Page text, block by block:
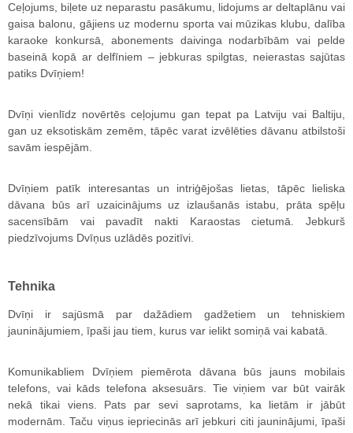
Ceļojums, biļete uz neparastu pasākumu, lidojums ar deltaplānu vai
gaisa balonu, gājiens uz modernu sporta vai mūzikas klubu, dalība
karaoke konkursā, abonements daivinga nodarbībām vai pelde
baseinā kopā ar delfīniem – jebkuras spilgtas, neierastas sajūtas
patiks Dvīņiem!
Dvīņi vienlīdz novērtēs ceļojumu gan tepat pa Latviju vai Baltiju,
gan uz eksotiskām zemēm, tāpēc varat izvēlēties dāvanu atbilstoši
savām iespējām.
Dvīņiem patīk interesantas un intriģējošas lietas, tāpēc lieliska
dāvana būs arī uzaicinājums uz izlaušanās istabu, prāta spēļu
sacensībām vai pavadīt nakti Karaostas cietumā. Jebkurš
piedzīvojums Dvīņus uzlādēs pozitīvi.
Tehnika
Dvīņi ir sajūsmā par dažādiem gadžetiem un tehniskiem
jauninājumiem, īpaši jau tiem, kurus var ielikt somiņā vai kabatā.
Komunikabliem Dvīņiem piemērota dāvana būs jauns mobilais
telefons, vai kāds telefona aksesuārs. Tie viņiem var būt vairāk
nekā tikai viens. Pats par sevi saprotams, ka lietām ir jābūt
modernām. Taču viņus iepriecinās arī jebkuri citi jauninājumi, īpaši